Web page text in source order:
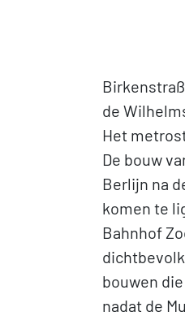
de
Het
De bouw
Berlijn na
komen te
Bahnhof
bouwen
nadat de